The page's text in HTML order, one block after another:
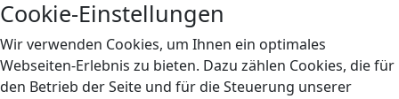
Cookie-Einstellungen
Wir verwenden Cookies, um Ihnen ein optimales
Webseiten-Erlebnis zu bieten. Dazu zählen Cookies, die für
den Betrieb der Seite und für die Steuerung unserer